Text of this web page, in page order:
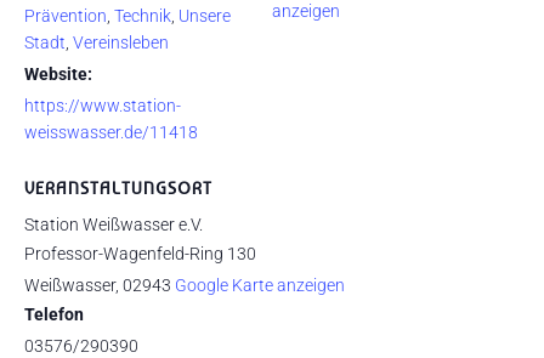
Prävention Technik Unsere
Stadt Vereinsleben
Website:
https://www.station-
weisswasser.de/11418
VERANSTALTUNGSORT
Station Weißwasser e.V.
Professor-Wagenfeld-Ring 130
Weißwasser, 02943 Google Karte anzeigen
Telefon
03576/290390
anzeigen